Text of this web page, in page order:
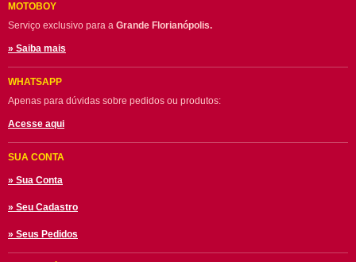
MOTOBOY
Serviço exclusivo para a Grande Florianópolis.
» Saiba mais
WHATSAPP
Apenas para dúvidas sobre pedidos ou produtos:
Acesse aqui
SUA CONTA
» Sua Conta
» Seu Cadastro
» Seus Pedidos